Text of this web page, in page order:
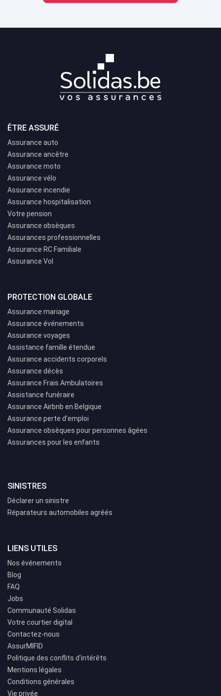
ÊTRE ASSURÉ
Assurance auto
Assurance ancêtre
Assurance moto
Assurance vélo
Assurance incendie
Assurance hospitalisation
Votre pension
Assurance obsèques
Assurances professionnelles
Assurance RC Familiale
Assurance Vol
PROTECTION GLOBALE
Assurance mariage
Assurance événements
Assurance voyages
Assistance famille étendue
Assurance accidents corporels
Assurance décès
Assurance Frais Ambulatoires
Assistance funéraire
Assurance Airbnb en Belgique
Assurance perte d’emploi
Assurance obsèques pour personnes âgées
Assurances pour les enfants
SINISTRES
Déclarer un sinistre
Réparateurs automobiles agréés
LIENS UTILES
Nos événements
Blog
FAQ
Jobs
Communauté Solidas
Votre courtier digital
Contactez-nous
AssurMIFID
Politique des conflits d’intérêts
Mentions légales
Conditions générales
Vie privée